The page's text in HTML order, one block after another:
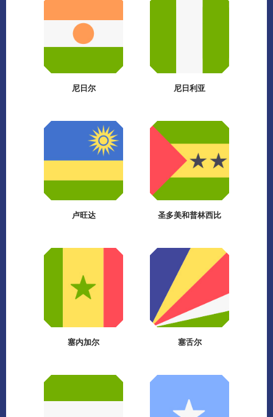
尼日尔 尼日利亚
卢旺达 圣多美和普林西比
塞内加尔 塞舌尔